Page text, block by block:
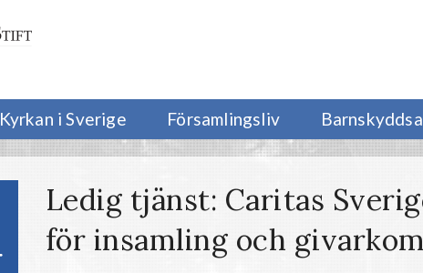
Kyrkan i Sverige Församlingsliv
Ledig tjänst: Caritas
för insamling och